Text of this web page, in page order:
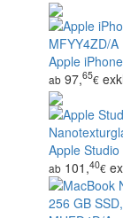
Apple
ab 97,65€
Apple
ab 101,40€